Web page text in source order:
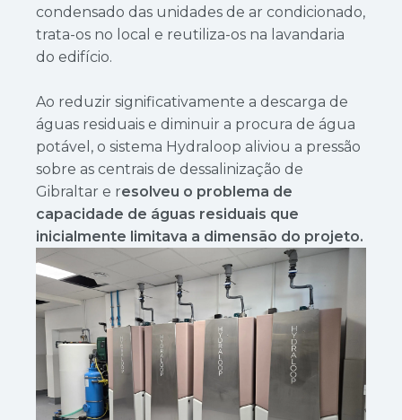
condensado das unidades de ar condicionado,
trata-os no local e reutiliza-os na lavandaria
do edifício.
Ao reduzir significativamente a descarga de
águas residuais e diminuir a procura de água
potável, o sistema Hydraloop aliviou a pressão
sobre as centrais de dessalinização de
Gibraltar e resolveu o problema de
capacidade de águas residuais que
inicialmente limitava a dimensão do projeto.